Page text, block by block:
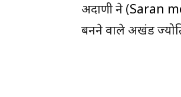
अदाणी ने (Saran
बनने वाले अखंड